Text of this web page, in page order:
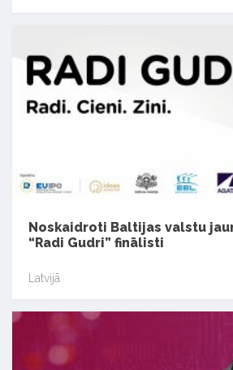
Noskaidroti Baltijas valstu
“Radi Gudri” finālisti
Latvijā